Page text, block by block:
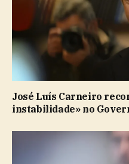
José Luís Carneiro
instabilidade» no